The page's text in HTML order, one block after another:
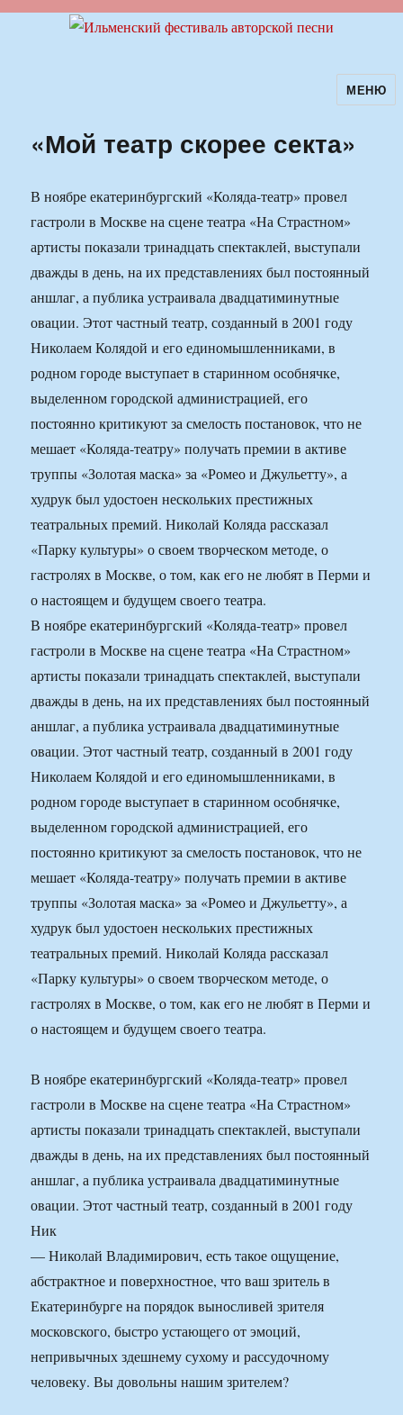
Ильменский фестиваль авторскойМЕНЮ
«Мой театр скорее секта»
В ноябре екатеринбургский «Коляда-театр» провел
гастроли в Москве на сцене театра «На Страстном»
артисты показали тринадцать спектаклей, выступали
дважды в день, на их представлениях был постоянный
аншлаг, а публика устраивала двадцатиминутные
овации. Этот частный театр, созданный в 2001 году
Николаем Колядой и его единомышленниками, в
родном городе выступает в старинном особнячке,
выделенном городской администрацией, его
постоянно критикуют за смелость постановок, что не
мешает «Коляда-театру» получать премии в активе
труппы «Золотая маска» за «Ромео и Джульетту», а
худрук был удостоен нескольких престижных
театральных премий. Николай Коляда рассказал
«Парку культуры» о своем творческом методе, о
гастролях в Москве, о том, как его не любят в Перми и
о настоящем и будущем своего театра.
В ноябре екатеринбургский «Коляда-театр» провел
гастроли в Москве на сцене театра «На Страстном»
артисты показали тринадцать спектаклей, выступали
дважды в день, на их представлениях был постоянный
аншлаг, а публика устраивала двадцатиминутные
овации. Этот частный театр, созданный в 2001 году
Николаем Колядой и его единомышленниками, в
родном городе выступает в старинном особнячке,
выделенном городской администрацией, его
постоянно критикуют за смелость постановок, что не
мешает «Коляда-театру» получать премии в активе
труппы «Золотая маска» за «Ромео и Джульетту», а
худрук был удостоен нескольких престижных
театральных премий. Николай Коляда рассказал
«Парку культуры» о своем творческом методе, о
гастролях в Москве, о том, как его не любят в Перми и
о настоящем и будущем своего театра.
В ноябре екатеринбургский «Коляда-театр» провел
гастроли в Москве на сцене театра «На Страстном»
артисты показали тринадцать спектаклей, выступали
дважды в день, на их представлениях был постоянный
аншлаг, а публика устраивала двадцатиминутные
овации. Этот частный театр, созданный в 2001 году
Ник
— Николай Владимирович, есть такое ощущение,
абстрактное и поверхностное, что ваш зритель в
Екатеринбурге на порядок выносливей зрителя
московского, быстро устающего от эмоций,
непривычных здешнему сухому и рассудочному
человеку. Вы довольны нашим зрителем?